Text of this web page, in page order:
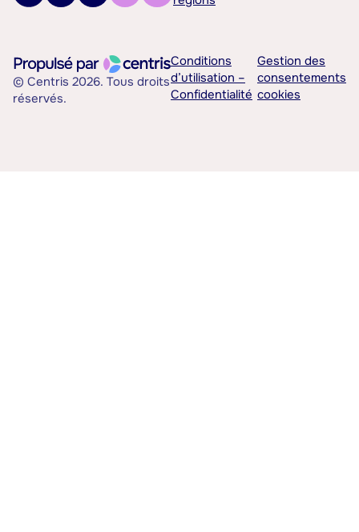
© Centris 2026. Tous droits
réservés.
Conditions
d’utilisation –
Confidentialité
Gestion des
consentements
cookies